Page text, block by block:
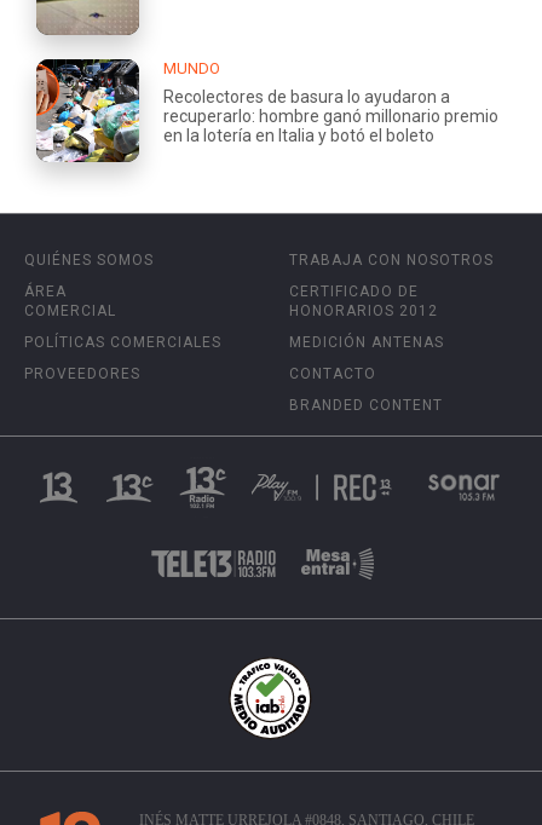
MUNDO
Recolectores de basura lo ayudaron a
recuperarlo: hombre ganó millonario premio
en la lotería en Italia y botó el boleto
QUIÉNES SOMOS
ÁREA
COMERCIAL
POLÍTICAS COMERCIALES
PROVEEDORES
TRABAJA CON NOSOTROS
CERTIFICADO DE
HONORARIOS 2012
MEDICIÓN ANTENAS
CONTACTO
BRANDED CONTENT
INÉS MATTE URREJOLA #0848, SANTIAGO, CHILE